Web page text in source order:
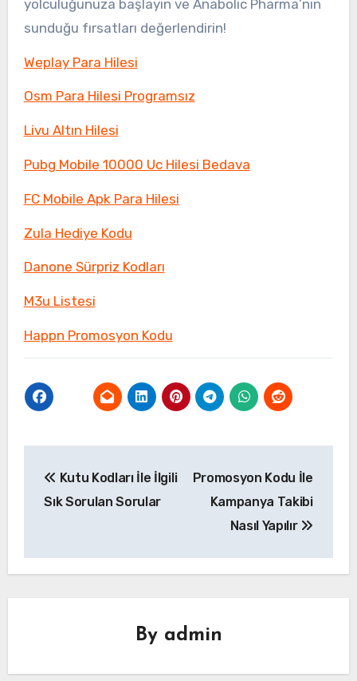
yolculuğunuza başlayın ve Anabolic Pharma’nın
sunduğu fırsatları değerlendirin!
Weplay Para Hilesi
Osm Para Hilesi Programsız
Livu Altın Hilesi
Pubg Mobile 10000 Uc Hilesi Bedava
FC Mobile Apk Para Hilesi
Zula Hediye Kodu
Danone Sürpriz Kodları
M3u Listesi
Happn Promosyon Kodu
gezinmesi
Kutu Kodları İle İlgili
Sık Sorulan Sorular
Promosyon Kodu İle
Kampanya Takibi
Nasıl Yapılır
By admin